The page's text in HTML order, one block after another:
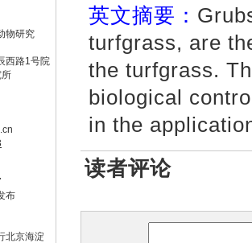
物研究
西路1号院
布
北京海淀
英文摘要：
turfgrass, are
the turfgrass.
biological
in the
读者评论